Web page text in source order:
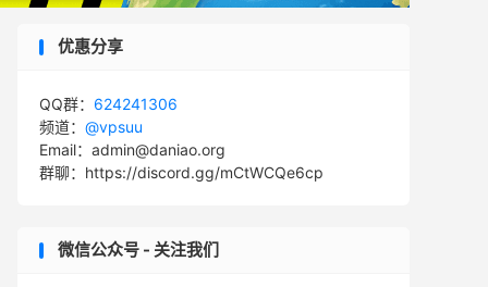
优惠分享
QQ群： 624241306
频道： @vpsuu
Email：admin@daniao.org
群聊：https://discord.gg/mCtWCQe6cp
微信公众号 - 关注我们